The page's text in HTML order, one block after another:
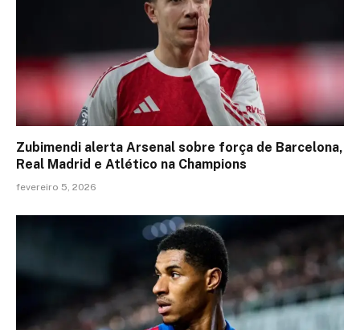
Zubimendi alerta Arsenal sobre força de Barcelona,
Real Madrid e Atlético na Champions
fevereiro 5, 2026